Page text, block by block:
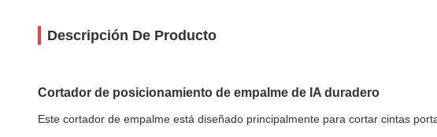
Descripción De Producto
Cortador de posicionamiento de empalme de IA duradero
Este cortador de empalme está diseñado principalmente para cortar cintas